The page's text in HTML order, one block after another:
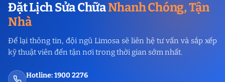
Đặt Lịch Sửa ChữaNhanh Chóng, Tận
Nhà
Để lại thông tin, đội ngũ Limosa sẽ liên hệ tư vấn và sắp xếp
kỹ thuật viên đến tận nơi trong thời gian sớm nhất.
Hotline: 1900 2276